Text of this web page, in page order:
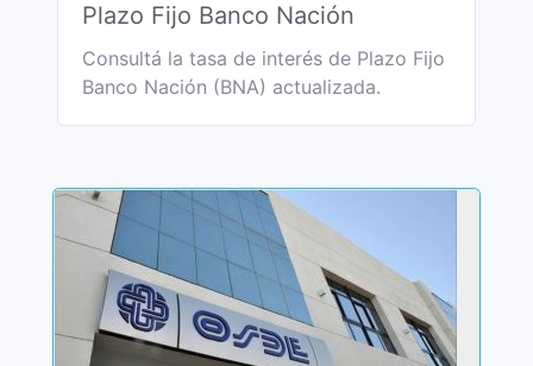
Plazo Fijo Banco Nación
Consultá la tasa de interés de Plazo Fijo
Banco Nación (BNA) actualizada.